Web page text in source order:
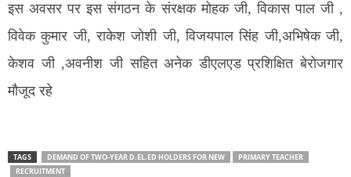
इस अवसर पर इस संगठन के संरक्षक मोहक जी, विकास पाल जी ,
विवेक कुमार जी, राकेश जोशी जी, विजयपाल सिंह जी,अभिषेक जी,
केशव जी ,अवनीश जी सहित अनेक डीएलएड प्रशिक्षित बेरोजगार
मौजूद रहे
TAGS DEMAND OF TWO-YEAR D.EL.ED HOLDERS FOR NEW
PRIMARY TEACHER
RECRUITMENT